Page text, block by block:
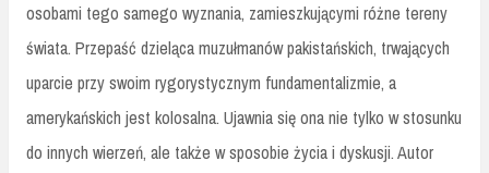
osobami tego samego wyznania, zamieszkującymi różne tereny
świata. Przepaść dzieląca muzułmanów pakistańskich, trwających
uparcie przy swoim rygorystycznym fundamentalizmie, a
amerykańskich jest kolosalna. Ujawnia się ona nie tylko w stosunku
do innych wierzeń, ale także w sposobie życia i dyskusji. Autor